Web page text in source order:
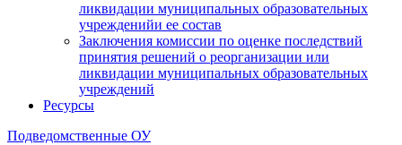
ликвидации муниципальных образовательных
учрежденийи ее состав
Заключения комиссии по оценке последствий
принятия решений о реорганизации или
ликвидации муниципальных образовательных
учреждений
Ресурсы
Подведомственные ОУ